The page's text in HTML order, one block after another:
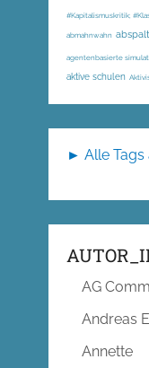
#Kapitalismuskritik;
abmahnwahn
agentenbasierte
aktive schulen
► Alle Tags
AG
Andreas
Annette